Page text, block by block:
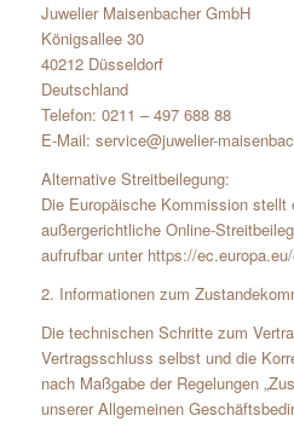
Juwelier Maisenbacher GmbH
Königsallee 30
40212 Düsseldorf
Deutschland
Telefon: 0211 – 497 688 88
E-Mail: service@juwelier-
Alternative Streitbeilegung:
Die Europäische Kommission stellt
außergerichtliche Online-
aufrufbar unter https://
2. Informationen zum
Die technischen Schritte zum
Vertragsschluss selbst und die
nach Maßgabe der Regelungen
unserer Allgemeinen